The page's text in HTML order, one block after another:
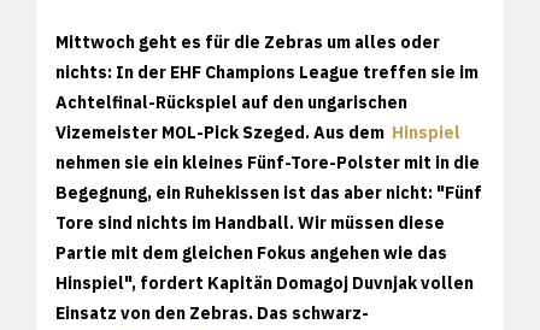
Mittwoch geht es für die Zebras um alles oder
nichts: In der EHF Champions League treffen sie im
Achtelfinal-Rückspiel auf den ungarischen
Vizemeister MOL-Pick Szeged. Aus dem Hinspiel
nehmen sie ein kleines Fünf-Tore-Polster mit in die
Begegnung, ein Ruhekissen ist das aber nicht: "Fünf
Tore sind nichts im Handball. Wir müssen diese
Partie mit dem gleichen Fokus angehen wie das
Hinspiel", fordert Kapitän Domagoj Duvnjak vollen
Einsatz von den Zebras. Das schwarz-